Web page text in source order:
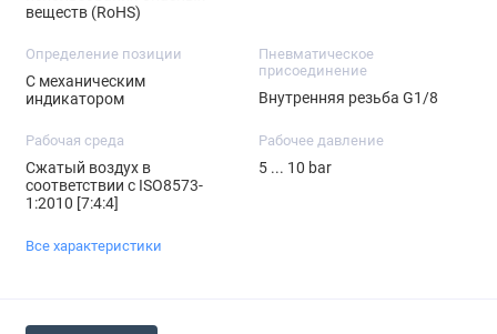
веществ (RoHS)
Определение позиции
С механическим
индикатором
Пневматическое
присоединение
Внутренняя резьба G1/8
Рабочая среда
Сжатый воздух в
соответствии с ISO8573-
1:2010 [7:4:4]
Рабочее давление
5 ... 10 bar
Все характеристики